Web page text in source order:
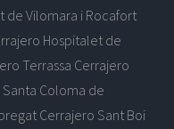
de Vilomara i Rocafort
Hospitalet de
Terrassa Cerrajero
Coloma de
Cerrajero Sant Boi